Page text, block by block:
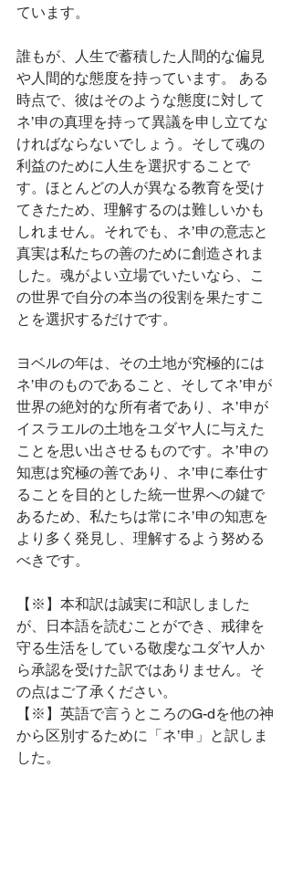
ています。
誰もが、人生で蓄積した人間的な偏見
や人間的な態度を持っています。 ある
時点で、彼はそのような態度に対して
ネ’申の真理を持って異議を申し立てな
ければならないでしょう。そして魂の
利益のために人生を選択することで
す。ほとんどの人が異なる教育を受け
てきたため、理解するのは難しいかも
しれません。それでも、ネ’申の意志と
真実は私たちの善のために創造されま
した。魂がよい立場でいたいなら、こ
の世界で自分の本当の役割を果たすこ
とを選択するだけです。
ヨベルの年は、その土地が究極的には
ネ’申のものであること、そしてネ’申が
世界の絶対的な所有者であり、ネ’申が
イスラエルの土地をユダヤ人に与えた
ことを思い出させるものです。ネ’申の
知恵は究極の善であり、ネ’申に奉仕す
ることを目的とした統一世界への鍵で
あるため、私たちは常にネ’申の知恵を
より多く発見し、理解するよう努める
べきです。
【※】本和訳は誠実に和訳しました
が、日本語を読むことができ、戒律を
守る生活をしている敬虔なユダヤ人か
ら承認を受けた訳ではありません。そ
の点はご了承ください。
【※】英語で言うところのG-dを他の神
から区別するために「ネ’申」と訳しま
した。